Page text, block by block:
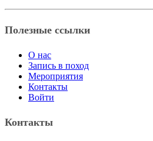
Полезные ссылки
О нас
Запись в поход
Мероприятия
Контакты
Войти
Контакты